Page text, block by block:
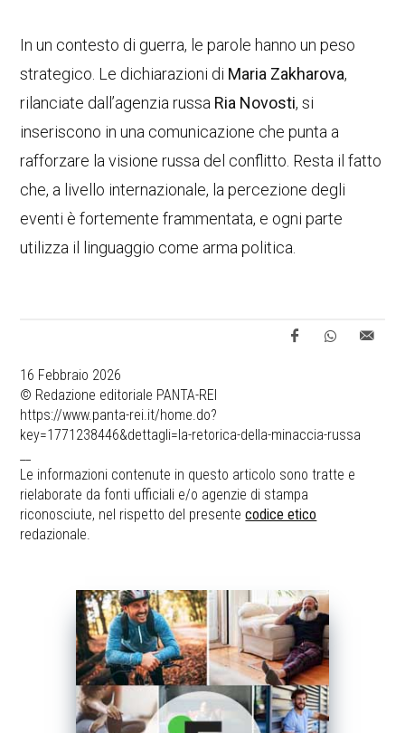
In un contesto di guerra, le parole hanno un peso
strategico. Le dichiarazioni di Maria Zakharova,
rilanciate dall’agenzia russa Ria Novosti, si
inseriscono in una comunicazione che punta a
rafforzare la visione russa del conflitto. Resta il fatto
che, a livello internazionale, la percezione degli
eventi è fortemente frammentata, e ogni parte
utilizza il linguaggio come arma politica.
16 Febbraio 2026
© Redazione editoriale PANTA-REI
https://www.panta-rei.it/home.do?
key=1771238446&dettagli=la-retorica-della-minaccia-russa
Le informazioni contenute in questo articolo sono tratte e
rielaborate da fonti ufficiali e/o agenzie di stampa
riconosciute, nel rispetto del presentecodice etico
redazionale.